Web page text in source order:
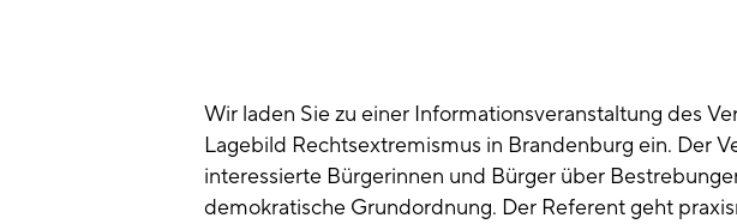
Wir laden Sie zu einer Informationsveranstaltung des
Lagebild Rechtsextremismus in Brandenburg ein. Der
interessierte Bürgerinnen und Bürger über
demokratische Grundordnung. Der Referent geht